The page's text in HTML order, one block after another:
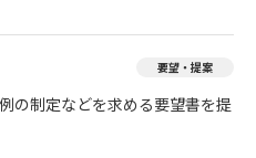
要望・提案
の制定などを求める要望書を提